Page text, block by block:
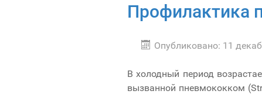
Профилактика
Опубликовано: 11
В холодный период
вызванной пневмококком